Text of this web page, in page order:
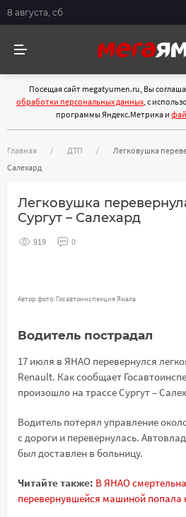
8 августа, сб
Посещая сайт megatyumen.ru, Вы
обработки персональных данных, с
программы Яндекс.Метрика и
Главная ДТП
Легковушка
Салехард
Легковушка
Сургут – Салехард
919 0
Автор фото: Госавтоинспекция Ямала
Водитель пострадал
17 июля в ЯНАО перевернулся
Renault. Как сообщает
произошло на трассе Сургут –
Водитель потерял управление
с дороги и перевернулась.
был доставлен в больницу.
Читайте также: В ЯНАО
перевернувшейся машиной попала